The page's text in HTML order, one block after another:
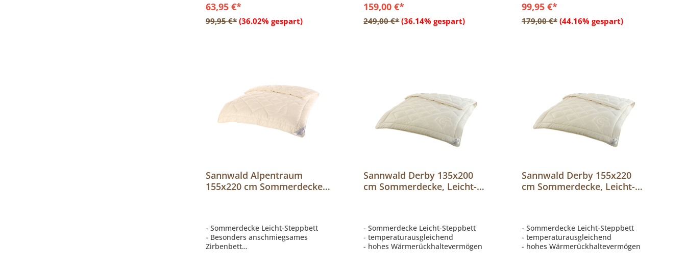
63,95 €*
99,95 €* (36.02% gespart)
In den Warenkorb
159,00 €*
249,00 €* (36.14% gespart)
In den Warenkorb
99,95 €*
179,00 €* (44.16% gespart)
In den Warenkorb
Sannwald Alpentraum
155x220 cm Sommerdecke,
- Sommerdecke Leicht-Steppbett
- Besonders anschmiegsames
Zirbenbett
Sannwald Derby 135x200
cm Sommerdecke, Leicht-
- Sommerdecke Leicht-Steppbett
- temperaturausgleichend
- hohes Wärmerückhaltevermögen
Sannwald Derby 155x220
cm Sommerdecke, Leicht-
- Sommerdecke Leicht-Steppbett
- temperaturausgleichend
- hohes Wärmerückhaltevermögen